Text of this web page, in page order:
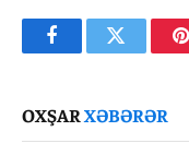
FacebookTwitter
OXŞARXƏBƏRƏR